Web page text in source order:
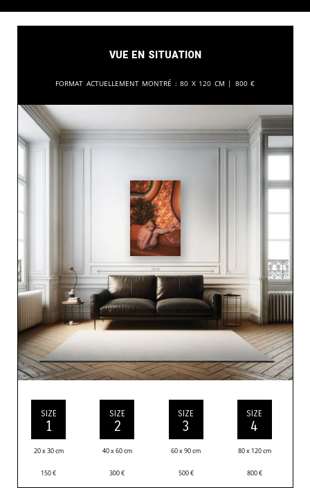
Vue en situation
Format actuellement montré : 80 x 120 cm | 800 €
SIZE
1
20 x 30 cm
150€
SIZE
2
40 x 60 cm
300€
SIZE
3
60 x 90 cm
500€
SIZE
4
80 x 120 cm
800€